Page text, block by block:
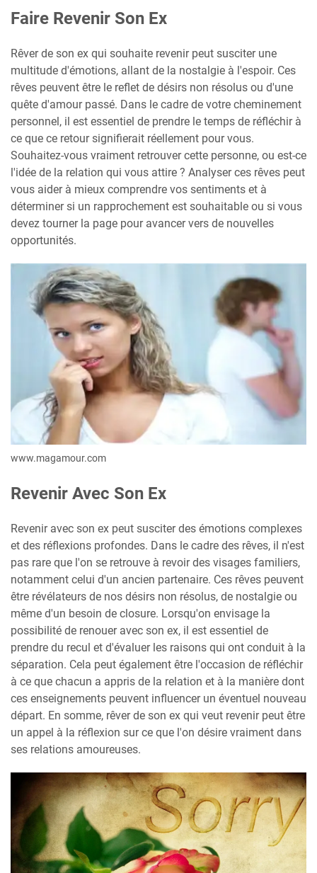
Faire Revenir Son Ex
Rêver de son ex qui souhaite revenir peut susciter une
multitude d'émotions, allant de la nostalgie à l'espoir. Ces
rêves peuvent être le reflet de désirs non résolus ou d'une
quête d'amour passé. Dans le cadre de votre cheminement
personnel, il est essentiel de prendre le temps de réfléchir à
ce que ce retour signifierait réellement pour vous.
Souhaitez-vous vraiment retrouver cette personne, ou est-ce
l'idée de la relation qui vous attire ? Analyser ces rêves peut
vous aider à mieux comprendre vos sentiments et à
déterminer si un rapprochement est souhaitable ou si vous
devez tourner la page pour avancer vers de nouvelles
opportunités.
www.magamour.com
Revenir Avec Son Ex
Revenir avec son ex peut susciter des émotions complexes
et des réflexions profondes. Dans le cadre des rêves, il n'est
pas rare que l'on se retrouve à revoir des visages familiers,
notamment celui d'un ancien partenaire. Ces rêves peuvent
être révélateurs de nos désirs non résolus, de nostalgie ou
même d'un besoin de closure. Lorsqu'on envisage la
possibilité de renouer avec son ex, il est essentiel de
prendre du recul et d'évaluer les raisons qui ont conduit à la
séparation. Cela peut également être l'occasion de réfléchir
à ce que chacun a appris de la relation et à la manière dont
ces enseignements peuvent influencer un éventuel nouveau
départ. En somme, rêver de son ex qui veut revenir peut être
un appel à la réflexion sur ce que l'on désire vraiment dans
ses relations amoureuses.